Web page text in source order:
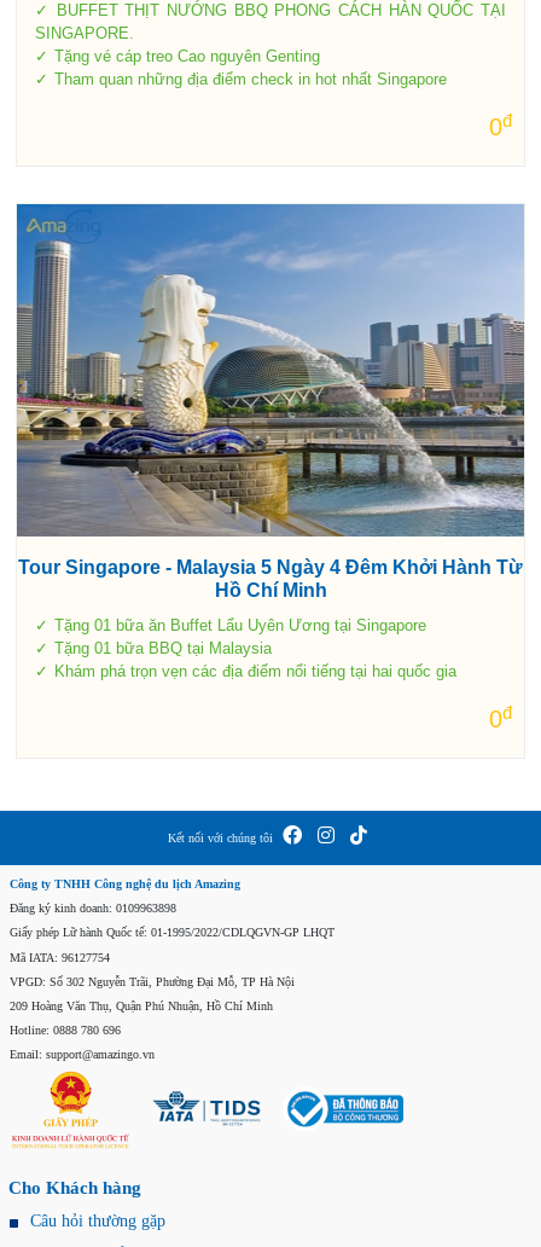
BUFFET THỊT NƯỚNG BBQ PHONG CÁCH HÀN QUỐC TẠI
SINGAPORE.
Tặng vé cáp treo Cao nguyên Genting
Tham quan những địa điểm check in hot nhất Singapore
0đ
Tour Singapore - Malaysia 5 Ngày 4 Đêm Khởi Hành Từ
Hồ Chí Minh
Tặng 01 bữa ăn Buffet Lẩu Uyên Ương tại Singapore
Tặng 01 bữa BBQ tại Malaysia
Khám phá trọn vẹn các địa điểm nổi tiếng tại hai quốc gia
0đ
Kết nối với chúng tôi
Công ty TNHH Công nghệ du lịch Amazing
Đăng ký kinh doanh: 0109963898
Giấy phép Lữ hành Quốc tế: 01-1995/2022/CDLQGVN-GP LHQT
Mã IATA: 96127754
VPGD: Số 302 Nguyễn Trãi, Phường Đại Mỗ, TP Hà Nội
209 Hoàng Văn Thụ, Quận Phú Nhuận, Hồ Chí Minh
Hotline: 0888 780 696
Email: support@amazingo.vn
Cho Khách hàng
Câu hỏi thường gặp